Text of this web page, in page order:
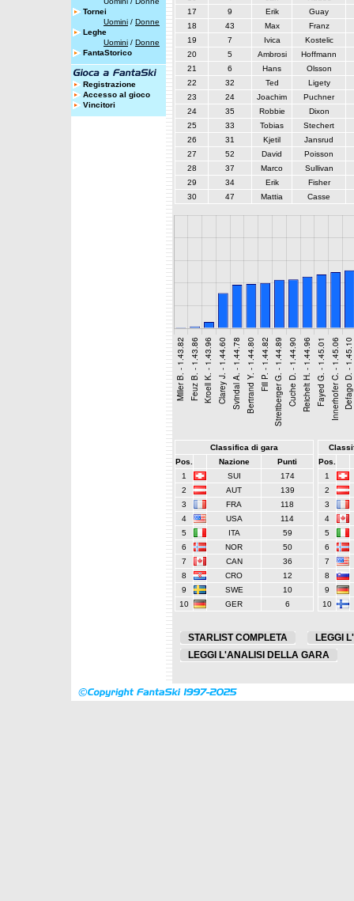
Tornei
Uomini / Donne
Leghe
Uomini / Donne
FantaStorico
Registrazione
Accesso al gioco
Vincitori
17
9 Erik
Guay
18
43 Max
Franz
19
7 Ivica
Kostelic
20
5 Ambrosi
Hoffmann
21
6 Hans
Olsson
22
32 Ted
Ligety
23
24 Joachim
Puchner
24
35 Robbie
Dixon
25
33 Tobias
Stechert
26
31 Kjetil
Jansrud
27
52 David
Poisson
28
37 Marco
Sullivan
29
34 Erik
Fisher
30
47 Mattia Casse
Classifica di gara
Pos.
Nazione
Punti
1
SUI
174
2
AUT
139
3
FRA
118
4
USA
114
5
ITA
59
6
NOR
50
7
CAN
36
8
CRO
12
9
SWE
10
10
GER 6
Pos.
1
2
3
4
5
6
7
8
9
10
STARLIST COMPLETA
LEGGI
LEGGI L'ANALISI DELLA GARA